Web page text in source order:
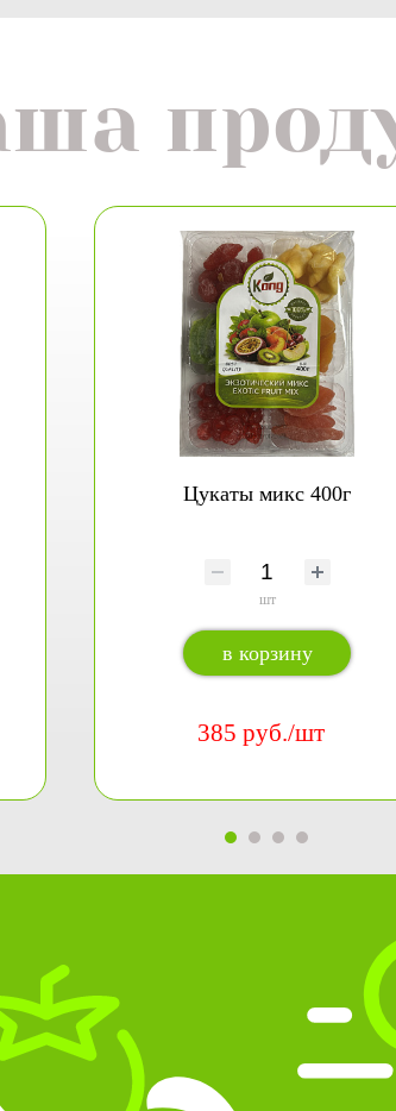
Цукаты микс 400г
шт
в корзину
385 руб./шт